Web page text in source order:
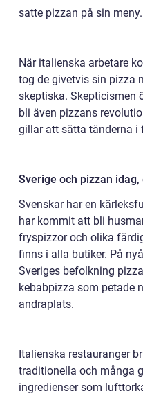
satte pizzan på sin meny.
När italienska arbetare
tog de givetvis sin pizza
skeptiska. Skepticismen
bli även pizzans
gillar att sätta tänderna i
Sverige och pizzan
Svenskar har en
har kommit att bli
fryspizzor och olika
finns i alla butiker. På
Sveriges befolkning
kebabpizza som petade
andraplats.
Italienska restauranger
traditionella och många
ingredienser som